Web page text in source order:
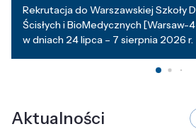
Rekrutacja do Warszawskiej Szkoły
Ścisłych i BioMedycznych
w dniach 24 lipca – 7 sierpnia 2026 r.
Aktualności